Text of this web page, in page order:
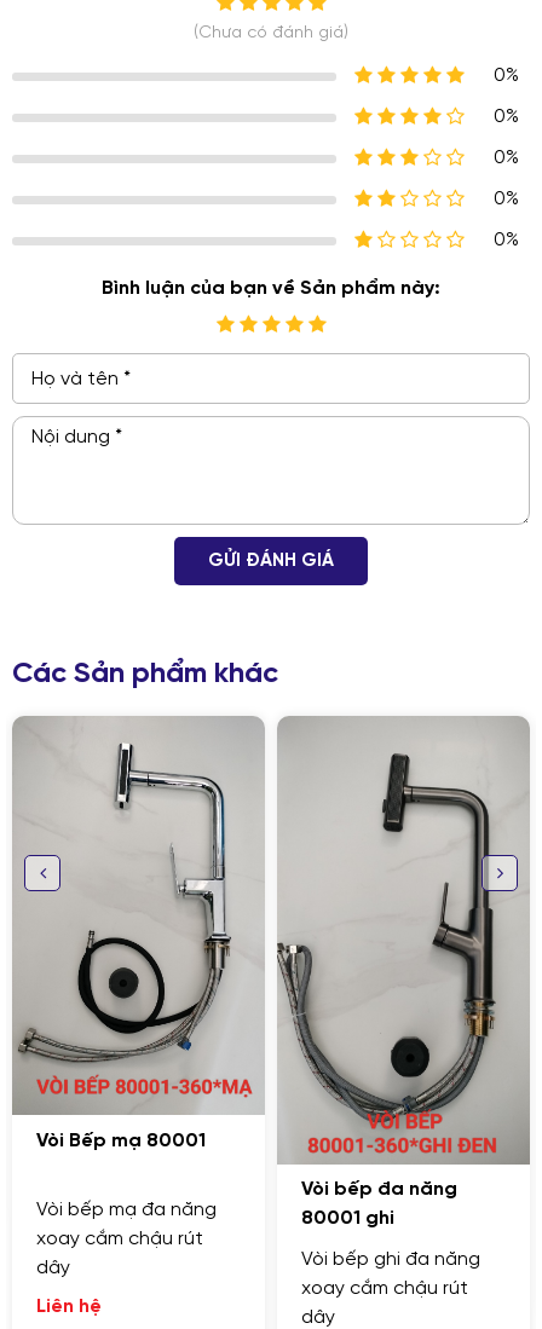
GỬI THÔNG TIN ĐỂ CHÚNG TÔI TƯ VẤN
CHO BẠN
(Chưa có đánh giá)
0%
0%
0%
0%
0%
Bình luận của bạn về Sản phẩm này:
GỬI ĐÁNH GIÁ
Các Sản phẩm khác
Vòi Bếp mạ 80001
Vòi bếp mạ đa năng
xoay cắm chậu rút
dây
Liên hệ
Vòi bếp đa năng
80001 ghi
Vòi bếp ghi đa năng
xoay cắm chậu rút
dây